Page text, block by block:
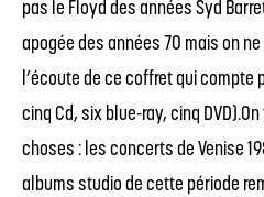
pas le Floyd des années Syd
apogée des années 70 mais on
l’écoute de ce coffret qui compte
cinq Cd, six blue-ray, cinq
choses : les concerts de Venise
albums studio de cette période